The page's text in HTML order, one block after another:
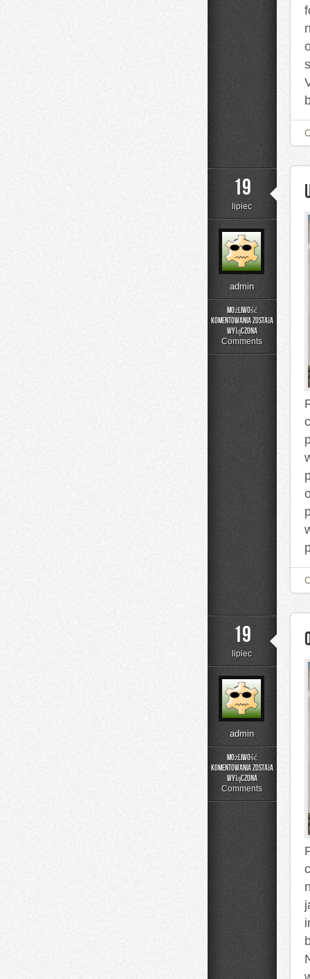
19
lipiec
admin
Możliwość
komentowania
dekarskie
została
wyłączona
Comments
19
lipiec
admin
Możliwość
komentowania
Oświetlenie
została
wyłączona
Comments